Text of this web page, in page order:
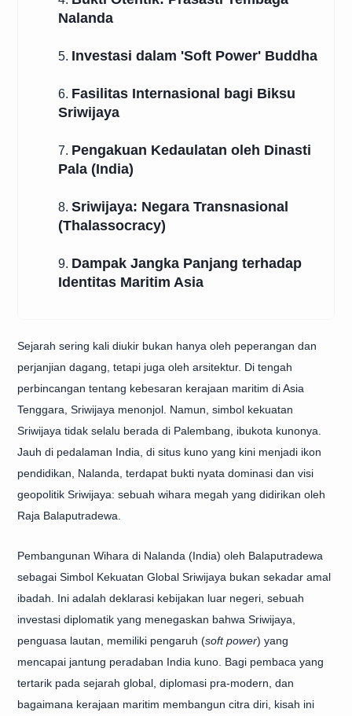
Nalanda
5. Investasi dalam 'Soft Power' Buddha
6. Fasilitas Internasional bagi Biksu
Sriwijaya
7. Pengakuan Kedaulatan oleh Dinasti
Pala (India)
8. Sriwijaya: Negara Transnasional
(Thalassocracy)
9. Dampak Jangka Panjang terhadap
Identitas Maritim Asia
Sejarah sering kali diukir bukan hanya oleh peperangan dan
perjanjian dagang, tetapi juga oleh arsitektur. Di tengah
perbincangan tentang kebesaran kerajaan maritim di Asia
Tenggara, Sriwijaya menonjol. Namun, simbol kekuatan
Sriwijaya tidak selalu berada di Palembang, ibukota kunonya.
Jauh di pedalaman India, di situs kuno yang kini menjadi ikon
pendidikan, Nalanda, terdapat bukti nyata dominasi dan visi
geopolitik Sriwijaya: sebuah wihara megah yang didirikan oleh
Raja Balaputradewa.
Pembangunan Wihara di Nalanda (India) oleh Balaputradewa
sebagai Simbol Kekuatan Global Sriwijaya bukan sekadar amal
ibadah. Ini adalah deklarasi kebijakan luar negeri, sebuah
investasi diplomatik yang menegaskan bahwa Sriwijaya,
penguasa lautan, memiliki pengaruh (soft power) yang
mencapai jantung peradaban India kuno. Bagi pembaca yang
tertarik pada sejarah global, diplomasi pra-modern, dan
bagaimana kerajaan maritim membangun citra diri, kisah ini